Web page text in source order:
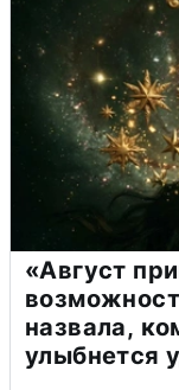
«Август
назвала,
улыбнется